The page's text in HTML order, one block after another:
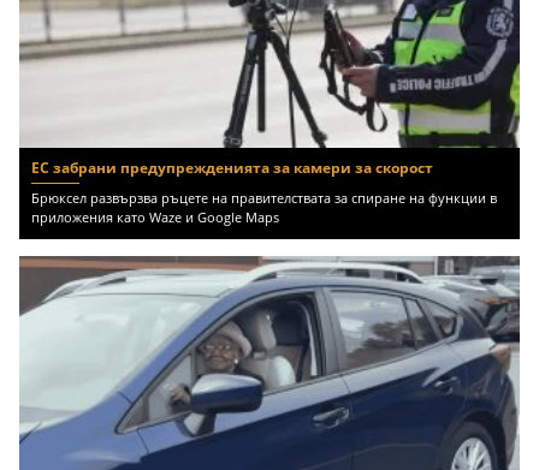
ЕС забрани предупрежденията за камери за скорост
Брюксел развързва ръцете на правителствата за спиране на функции в
приложения като Waze и Google Maps